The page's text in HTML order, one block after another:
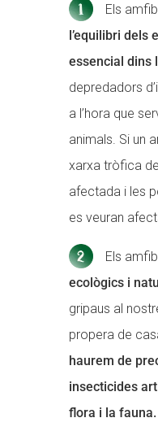
Els
l’equilibri dels
essencial dins
depredadors
a l’hora que
animals. Si un
xarxa tròfica
afectada i les
es veuran
Els
ecològics i
gripaus al
propera de
haurem de
insecticides
flora i la fauna.